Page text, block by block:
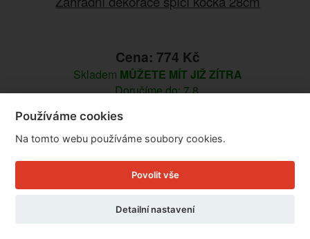
Cena: 774 Kč
Skladem MŮŽETE MÍT JIŽ ZÍTRA
Doručíme do: 7.8.
Používáme cookies
Na tomto webu používáme soubory cookies.
Povolit vše
Detailní nastavení